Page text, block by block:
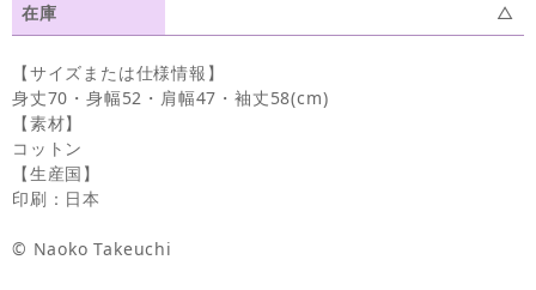
在庫 △
【サイズまたは仕様情報】
身丈70・身幅52・肩幅47・袖丈58(cm)
【素材】
コットン
【生産国】
印刷：日本
© Naoko Takeuchi